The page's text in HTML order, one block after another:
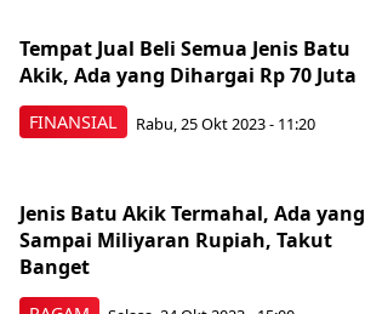
FINANSIAL
Tempat Jual Beli Semua Jenis Batu
Akik, Ada yang Dihargai Rp 70 Juta
Rabu, 25 Okt 2023 - 11:20
Jenis Batu Akik Termahal, Ada yang
Sampai Miliyaran Rupiah, Takut
Banget